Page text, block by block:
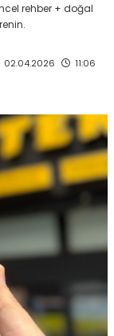
rehber + doğal
02.04.2026 11:06